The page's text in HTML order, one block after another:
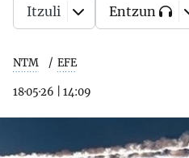
NTM EFE
18·05·26 14:09
Itzuli Entzun